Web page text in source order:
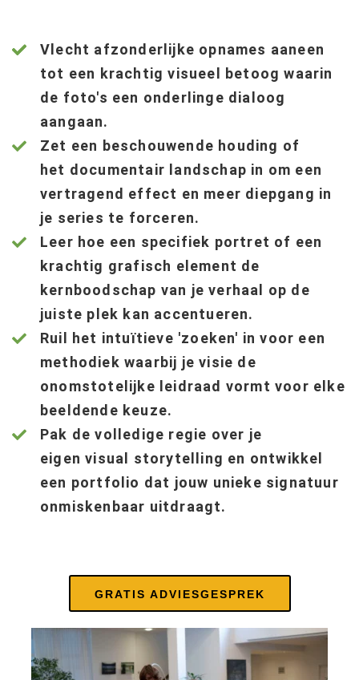
Vlecht afzonderlijke opnames aaneen
tot een krachtig visueel betoog waarin
de foto's een onderlinge dialoog
aangaan.
Zet een beschouwende houding of
het documentair landschap in om een
vertragend effect en meer diepgang in
je series te forceren.
Leer hoe een specifiek portret of een
krachtig grafisch element de
kernboodschap van je verhaal op de
juiste plek kan accentueren.
Ruil het intuïtieve 'zoeken' in voor een
methodiek waarbij je visie de
onomstotelijke leidraad vormt voor elke
beeldende keuze.
Pak de volledige regie over je
eigen visual storytelling en ontwikkel
een portfolio dat jouw unieke signatuur
onmiskenbaar uitdraagt.
GRATIS ADVIESGESPREK